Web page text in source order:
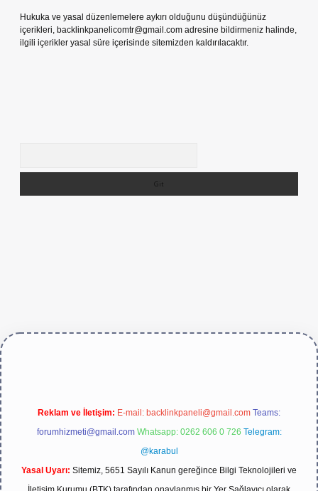
Hukuka ve yasal düzenlemelere aykırı olduğunu düşündüğünüz
içerikleri, backlinkpanelicomtr@gmail.com adresine bildirmeniz halinde,
ilgili içerikler yasal süre içerisinde sitemizden kaldırılacaktır.
betexper.live/
Reklam ve İletişim: E-mail: backlinkpaneli@gmail.com Teams:
forumhizmeti@gmail.com Whatsapp: 0262 606 0 726 Telegram:
@karabul
Yasal Uyarı: Sitemiz, 5651 Sayılı Kanun gereğince Bilgi Teknolojileri ve